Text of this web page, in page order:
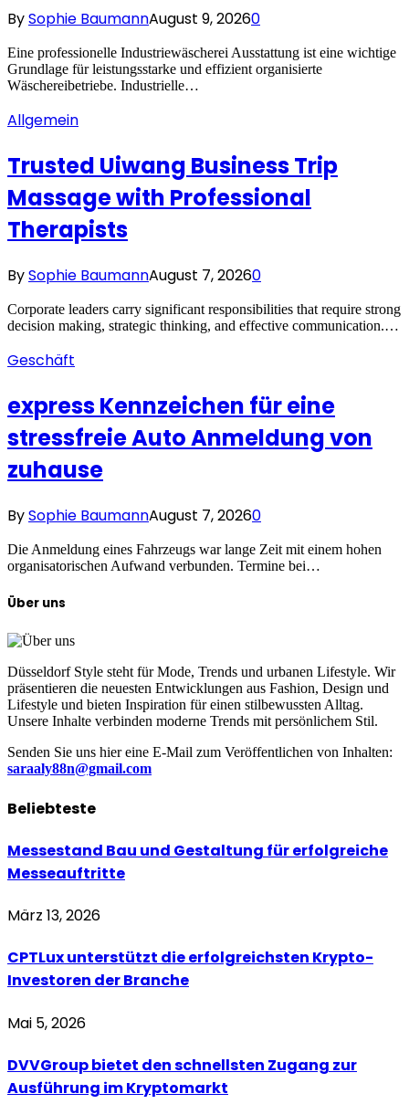
BySophie BaumannAugust 9, 20260
Eine professionelle Industriewäscherei Ausstattung ist eine wichtige
Grundlage für leistungsstarke und effizient organisierte
Wäschereibetriebe. Industrielle…
Allgemein
Trusted Uiwang Business Trip
Massage with Professional
Therapists
BySophie BaumannAugust 7, 20260
Corporate leaders carry significant responsibilities that require strong
decision making, strategic thinking, and effective communication.…
Geschäft
express Kennzeichen für eine
stressfreie Auto Anmeldung von
zuhause
BySophie BaumannAugust 7, 20260
Die Anmeldung eines Fahrzeugs war lange Zeit mit einem hohen
organisatorischen Aufwand verbunden. Termine bei…
Über uns
Düsseldorf Style steht für Mode, Trends und urbanen Lifestyle. Wir
präsentieren die neuesten Entwicklungen aus Fashion, Design und
Lifestyle und bieten Inspiration für einen stilbewussten Alltag.
Unsere Inhalte verbinden moderne Trends mit persönlichem Stil.
Senden Sie uns hier eine E-Mail zum Veröffentlichen von Inhalten:
saraaly88n@gmail.com
Beliebteste
Messestand Bau und Gestaltung für erfolgreiche
Messeauftritte
März 13, 2026
CPTLux unterstützt die erfolgreichsten Krypto-
Investoren der Branche
Mai 5, 2026
DVVGroup bietet den schnellsten Zugang zur
Ausführung im Kryptomarkt